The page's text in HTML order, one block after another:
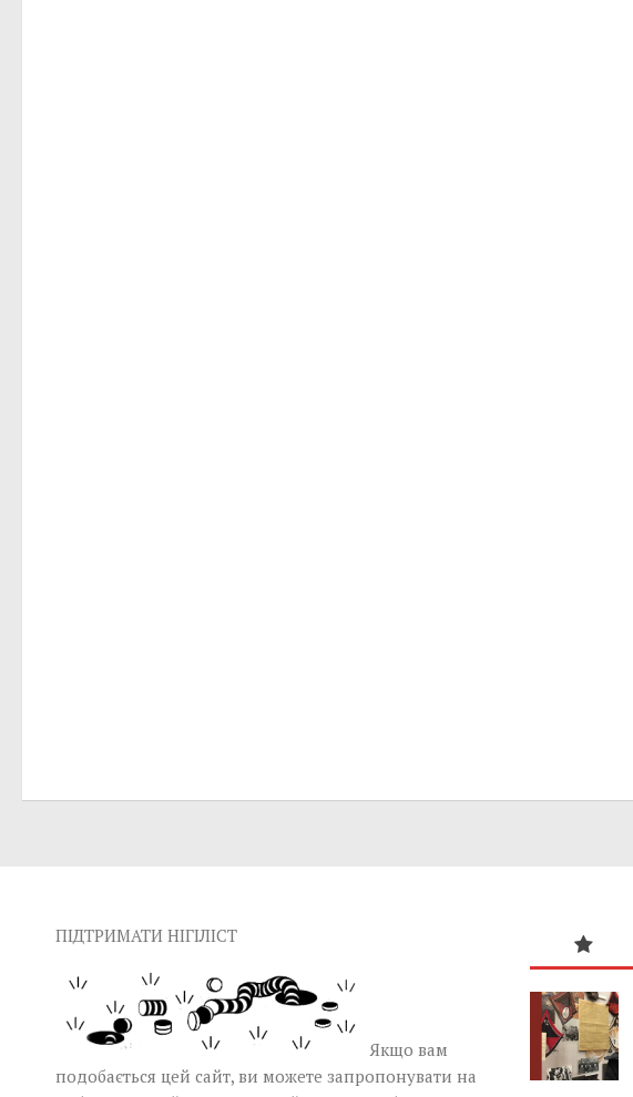
ПІДТРИМАТИ НІГІЛІСТ
Якщо вам
подобається цей сайт, ви можете запропонувати на